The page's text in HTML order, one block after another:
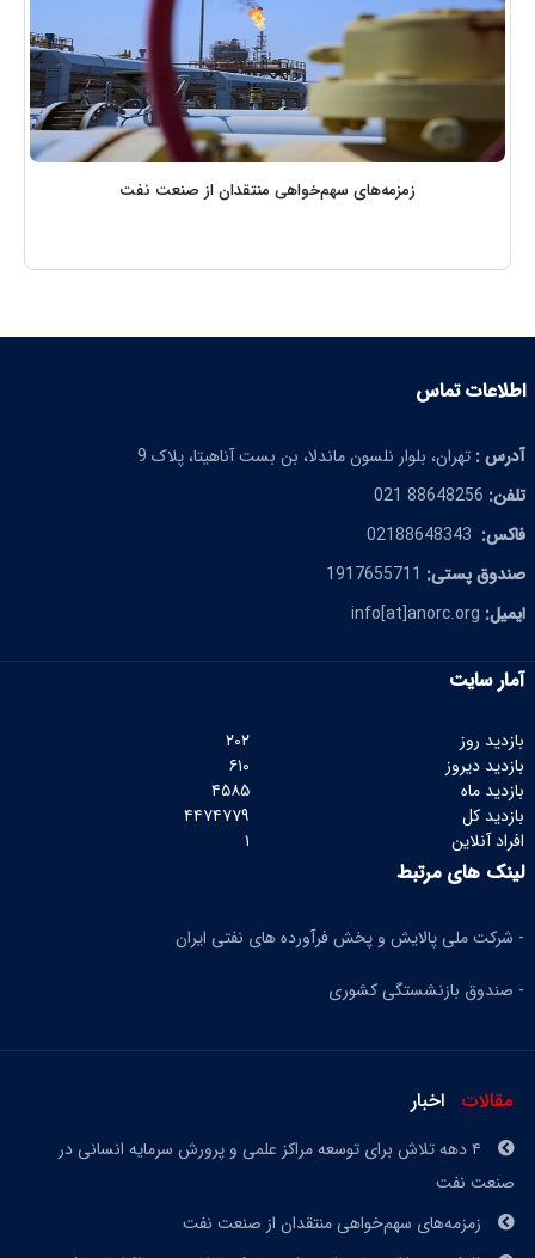
زمزمه‌های سهم‌خواهی منتقدان از صنعت نفت
اطلاعات تماس
آدرس : تهران، بلوار نلسون ماندلا، بن بست آناهیتا، پلاک 9
تلفن: 88648256 021
فاکس: 02188648343
صندوق پستی: 1917655711
ایمیل: info[at]anorc.org
آمار سایت
بازدید روز
بازدید دیروز
بازدید ماه
بازدید کل
افراد آنلاین
۲۰۲
۶۱۰
۴۵۸۵
۴۴۷۴۷۷۹
۱
لینک های مرتبط
- شرکت ملی پالایش و پخش فرآورده های نفتی ایران
- صندوق بازنشستگی کشوری
مقالات اخبار
۴ دهه تلاش برای توسعه مراکز علمی و پرورش سرمایه انسانی در
صنعت نفت
زمزمه‌های سهم‌خواهی منتقدان از صنعت نفت